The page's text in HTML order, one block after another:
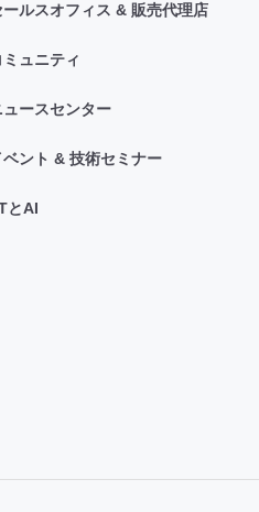
ールスオフィス & 販売代理店
ミュニティ
ュースセンター
ベント & 技術セミナー
とAI